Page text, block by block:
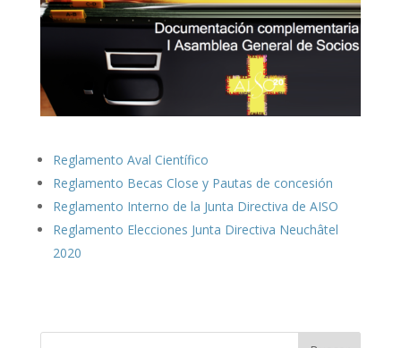
Reglamento Aval Científico
Reglamento Becas Close y Pautas de concesión
Reglamento Interno de la Junta Directiva de AISO
Reglamento Elecciones Junta Directiva Neuchâtel
2020